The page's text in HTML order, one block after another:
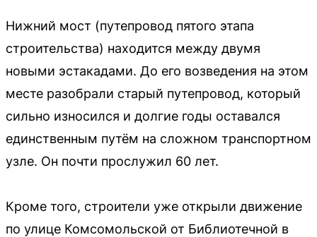
Нижний мост (путепровод пятого этапа
строительства) находится между двумя
новыми эстакадами. До его возведения на этом
месте разобрали старый путепровод, который
сильно износился и долгие годы оставался
единственным путём на сложном транспортном
узле. Он почти прослужил 60 лет.
Кроме того, строители уже открыли движение
по улице Комсомольской от Библиотечной в